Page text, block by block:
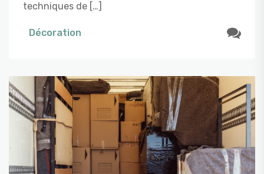
techniques de […]
Décoration